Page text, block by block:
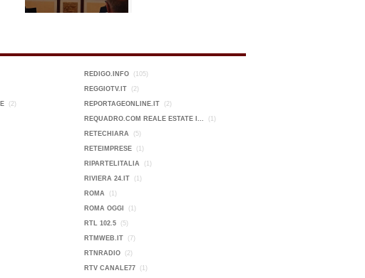
(2)
REDIGO.INFO (105)
REGGIOTV.IT (2)
REPORTAGEONLINE.IT (2)
REQUADRO.COM REALE ESTATE I... (1)
RETECHIARA (5)
RETEIMPRESE (1)
RIPARTELITALIA (1)
RIVIERA 24.IT (1)
ROMA (1)
ROMA OGGI (1)
RTL 102.5 (5)
RTMWEB.IT (7)
RTNRADIO (2)
RTV CANALE77 (1)